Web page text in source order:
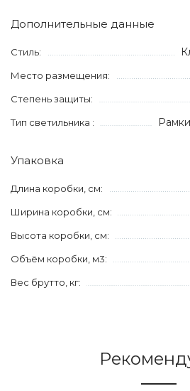
Дополнительные данные
Стиль:
Место размещения:
Степень защиты:
Тип светильника :
Упаковка
Длина коробки, см:
Ширина коробки, см:
Высота коробки, см:
Объём коробки, м3:
Вес брутто, кг: